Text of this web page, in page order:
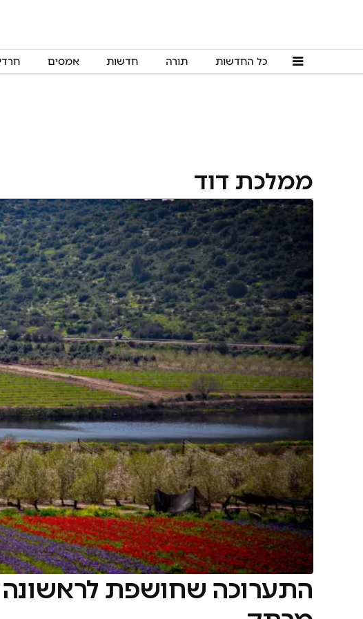
כל החדשות תורה חדשות אמסים
ממלכת דוד
התערוכה שחושפת לראשונה